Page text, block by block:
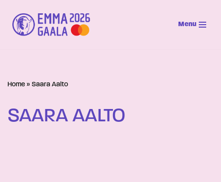
Siirry
suoraan
Menu
Home » Saara Aalto
SAARA AALTO